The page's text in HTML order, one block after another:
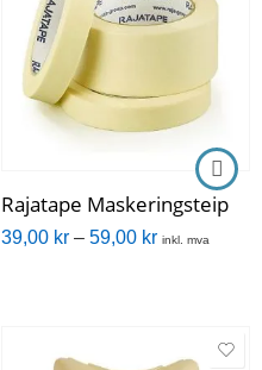
Rajatape Maskeringsteip
39,00 kr – 59,00 kr inkl. mva